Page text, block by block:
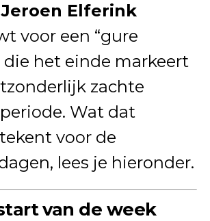
Jeroen Elferink
voor een “gure
die het einde markeert
zachte
Wat dat
voor de
lees je hieronder.
van de week